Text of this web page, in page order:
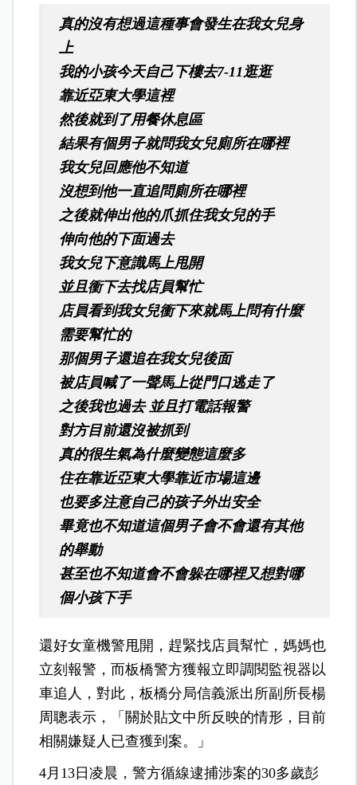
真的沒有想過這種事會發生在我女兒身
上
我的小孩今天自己下樓去7-11逛逛
靠近亞東大學這裡
然後就到了用餐休息區
結果有個男子就問我女兒廁所在哪裡
我女兒回應他不知道
沒想到他一直追問廁所在哪裡
之後就伸出他的爪抓住我女兒的手
伸向他的下面過去
我女兒下意識馬上甩開
並且衝下去找店員幫忙
店員看到我女兒衝下來就馬上問有什麼
需要幫忙的
那個男子還追在我女兒後面
被店員喊了一聲馬上從門口逃走了
之後我也過去 並且打電話報警
對方目前還沒被抓到
真的很生氣為什麼變態這麼多
住在靠近亞東大學靠近市場這邊
也要多注意自己的孩子外出安全
畢竟也不知道這個男子會不會還有其他
的舉動
甚至也不知道會不會躲在哪裡又想對哪
個小孩下手
還好女童機警甩開，趕緊找店員幫忙，媽媽也
立刻報警，而板橋警方獲報立即調閱監視器以
車追人，對此，板橋分局信義派出所副所長楊
周聰表示，「關於貼文中所反映的情形，目前
相關嫌疑人已查獲到案。」
4月13日凌晨，警方循線逮捕涉案的30多歲彭